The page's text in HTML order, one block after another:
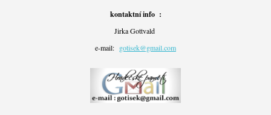
kontaktní info :
Jirka Gottvald
e-mail: gotisek@gmail.com